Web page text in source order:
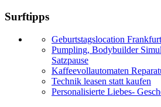
Surftipps
Geburtstagslocation Frankfurt
Pumpling, Bodybuilder
Satzpause
Kaffeevollautomaten
Technik leasen statt kaufen
Personalisierte Liebes-